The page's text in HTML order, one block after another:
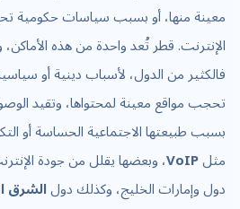
معينة منها، أو بسبب سياسات حكومية
الإنترنت. قطر تُعد واحدة من هذه
فالكثير من الدول، لأسباب دينية أو
تحجب مواقع معينة لمحتواها، وتقيد
بسبب طبيعتها الاجتماعية الحساسة أو
مثلVoIP، وبعضها يقلل من جودة
دول وإمارات الخليج، وكذلك دولالشرق